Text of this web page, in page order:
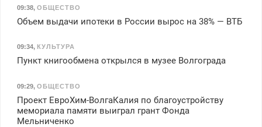
09:38, ОБЩЕСТВО
Объем выдачи ипотеки в России вырос на 38% — ВТБ
09:34, КУЛЬТУРА
Пункт книгообмена открылся в музее Волгограда
09:29, ОБЩЕСТВО
Проект ЕвроХим-ВолгаКалия по благоустройству
мемориала памяти выиграл грант Фонда
Мельниченко